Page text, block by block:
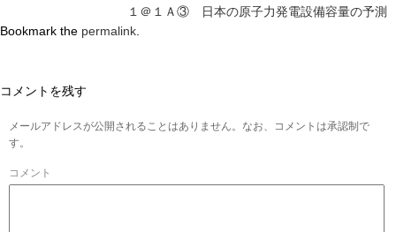
１＠１Ａ③ 日本の原子力発電設備容量の予測
Bookmark the permalink
コメントを残す
メールアドレスが公開されることはありません。なお、コメントは承認制で
す。
コメント